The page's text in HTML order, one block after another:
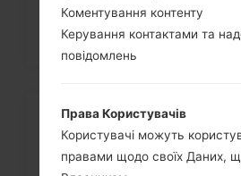
Коментування контенту
Керування контактами та
повідомлень
Права Користувачів
Користувачі можуть
правами щодо своїх Даних,